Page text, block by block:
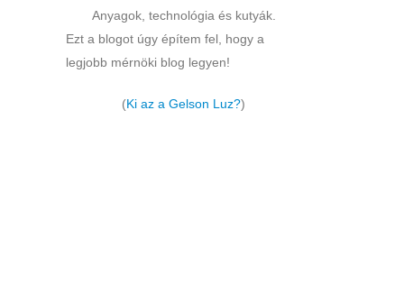
Anyagok, technológia és kutyák.
Ezt a blogot úgy építem fel, hogy a
legjobb mérnöki blog legyen!
(Ki az a Gelson Luz?)